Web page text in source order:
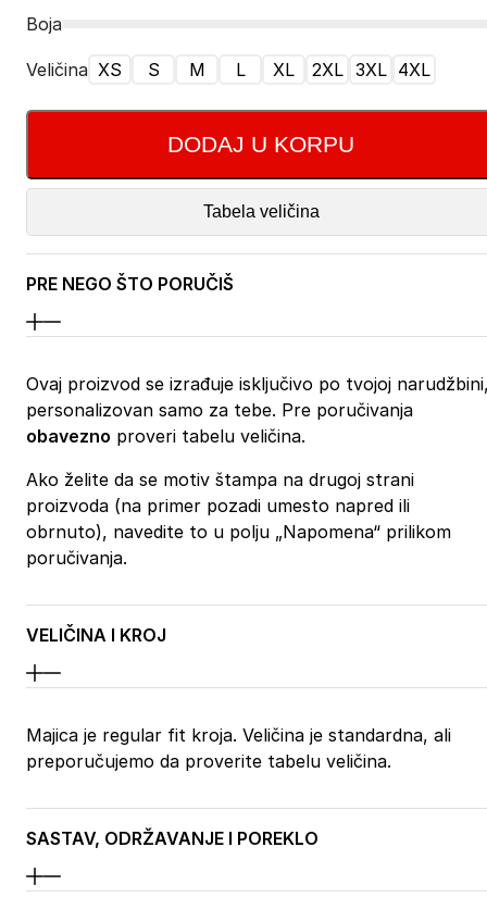
Boja
Veličina XS S M L XL 2XL 3XL 4XL
DODAJ U KORPU
Tabela veličina
PRE NEGO ŠTO PORUČIŠ
Ovaj proizvod se izrađuje isključivo po tvojoj
personalizovan samo za tebe. Pre poručivanja
obavezno proveri tabelu veličina.
Ako želite da se motiv štampa na drugoj strani
proizvoda (na primer pozadi umesto napred ili
obrnuto), navedite to u polju „Napomena“ prilikom
poručivanja.
VELIČINA I KROJ
Majica je regular fit kroja. Veličina je standardna, ali
preporučujemo da proverite tabelu veličina.
SASTAV, ODRŽAVANJE I POREKLO